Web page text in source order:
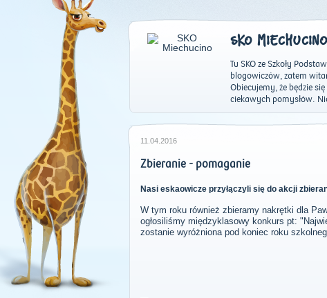
SKO MIECHUCINO
Tu SKO ze Szkoły
blogowiczów, zatem
Obiecujemy, że będzie
ciekawych pomysłów.
11.04.2016
Zbieranie - pomaganie
Nasi eskaowicze przyłączyli się do akcji
W tym roku również zbieramy nakrętki dla
ogłosiliśmy międzyklasowy konkurs pt:
zostanie wyróżniona pod koniec roku